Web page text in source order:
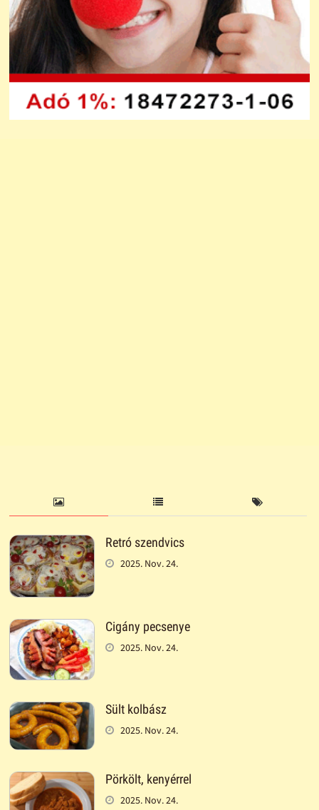
Retró szendvics
2025. Nov. 24.
Cigány pecsenye
2025. Nov. 24.
Sült kolbász
2025. Nov. 24.
Pörkölt, kenyérrel
2025. Nov. 24.